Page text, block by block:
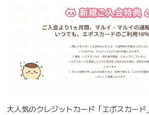
大人気のクレジットカード「エポスカー